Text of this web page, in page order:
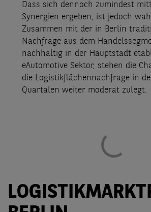
Dass sich dennoch zumindest
Synergien ergeben, ist jedoch
Zusammen mit der in Berlin
Nachfrage aus dem
nachhaltig in der Hauptstadt
eAutomotive Sektor, stehen die
die Logistikflächennachfrage in
Quartalen weiter moderat zulegt.